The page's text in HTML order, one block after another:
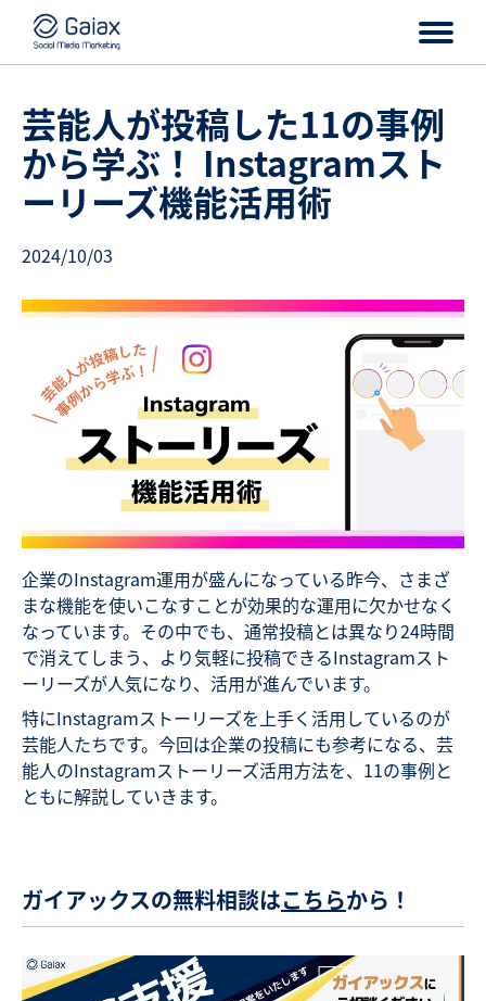
芸能人が投稿した11の事例
から学ぶ！ Instagramスト
ーリーズ機能活用術
2024/10/03
企業のInstagram運用が盛んになっている昨今、さまざ
まな機能を使いこなすことが効果的な運用に欠かせなく
なっています。その中でも、通常投稿とは異なり24時間
で消えてしまう、より気軽に投稿できるInstagramスト
ーリーズが人気になり、活用が進んでいます。
特にInstagramストーリーズを上手く活用しているのが
芸能人たちです。今回は企業の投稿にも参考になる、芸
能人のInstagramストーリーズ活用方法を、11の事例と
ともに解説していきます。
ガイアックスの無料相談はこちらから！